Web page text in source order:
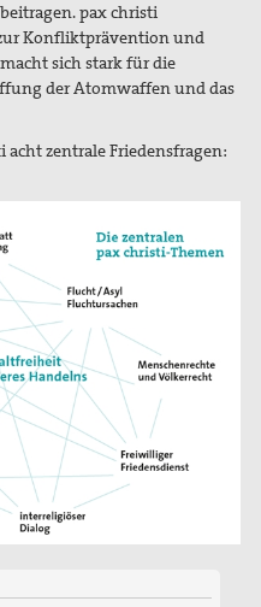
pax christi
Konfliktprävention und
sich stark für die
der Atomwaffen und das
zentrale Friedensfragen: